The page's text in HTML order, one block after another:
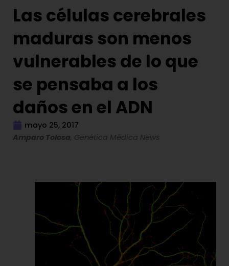
Las células cerebrales
maduras son menos
vulnerables de lo que
se pensaba a los
daños en el ADN
mayo 25, 2017
Amparo Tolosa, Genética Médica News